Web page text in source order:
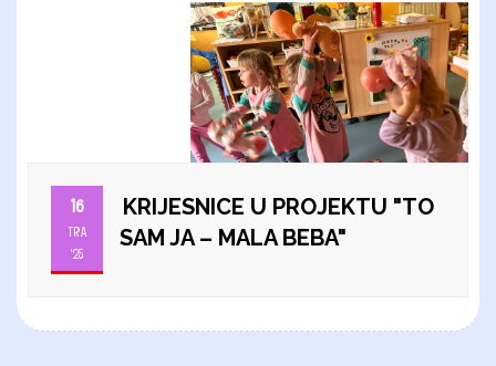
16
TRA
'25
KRIJESNICE U PROJEKTU "TO
SAM JA – MALA BEBA"